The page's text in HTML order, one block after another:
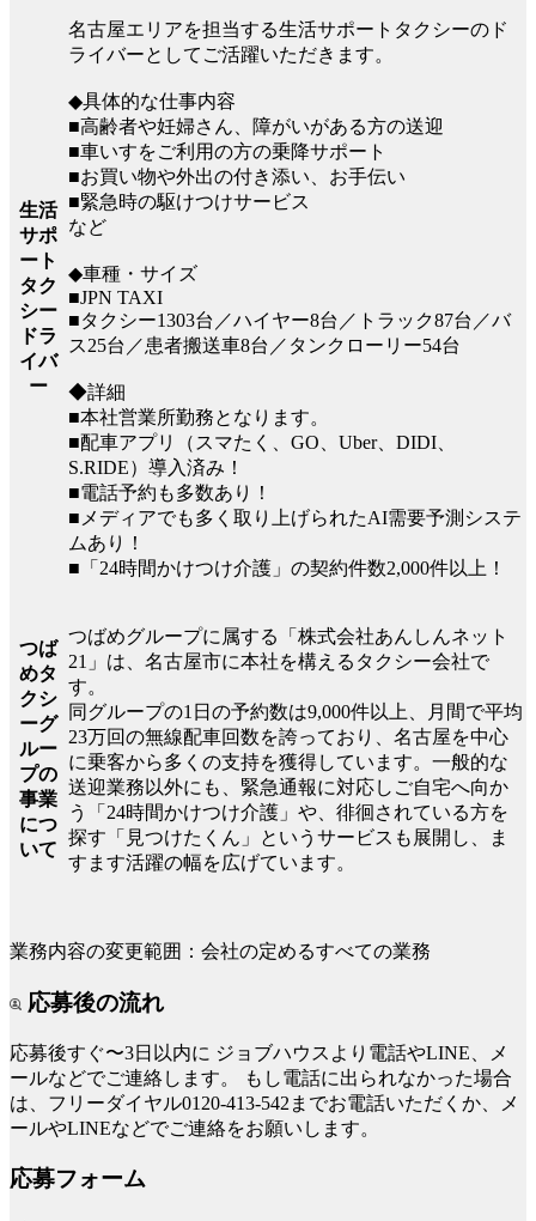
生活
サポ
ート
タク
シー
ドラ
イバ
ー
名古屋エリアを担当する生活サポートタクシーのド
ライバーとしてご活躍いただきます。
◆具体的な仕事内容
■高齢者や妊婦さん、障がいがある方の送迎
■車いすをご利用の方の乗降サポート
■お買い物や外出の付き添い、お手伝い
■緊急時の駆けつけサービス
など
◆車種・サイズ
■JPN TAXI
■タクシー1303台／ハイヤー8台／トラック87台／バ
ス25台／患者搬送車8台／タンクローリー54台
◆詳細
■本社営業所勤務となります。
■配車アプリ（スマたく、GO、Uber、DIDI、
S.RIDE）導入済み！
■電話予約も多数あり！
■メディアでも多く取り上げられたAI需要予測システ
ムあり！
■「24時間かけつけ介護」の契約件数2,000件以上！
つば
めタ
クシ
ーグ
ルー
プの
事業
につ
いて
つばめグループに属する「株式会社あんしんネット
21」は、名古屋市に本社を構えるタクシー会社で
す。
同グループの1日の予約数は9,000件以上、月間で平均
23万回の無線配車回数を誇っており、名古屋を中心
に乗客から多くの支持を獲得しています。一般的な
送迎業務以外にも、緊急通報に対応しご自宅へ向か
う「24時間かけつけ介護」や、徘徊されている方を
探す「見つけたくん」というサービスも展開し、ま
すます活躍の幅を広げています。
業務内容の変更範囲：会社の定めるすべての業務
応募後の流れ
応募後すぐ〜3日以内に ジョブハウスより電話やLINE、メ
ールなどでご連絡します。
もし電話に出られなかった場合
は、フリーダイヤル0120-413-542までお電話いただくか、メ
ールやLINEなどでご連絡をお願いします。
応募フォーム